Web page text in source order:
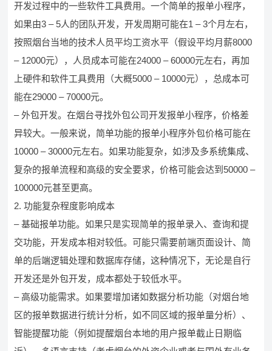
开发过程中的一些软件工具费用。一个简单的报单小程序，
如果由3 – 5人的团队开发，开发周期可能在1 – 3个月左右，
按照烟台当地的技术人员平均工资水平（假设平均月薪8000
– 12000元），人员成本可能在24000 – 60000元左右，再加
上硬件和软件工具费用（大概5000 – 10000元），总成本可
能在29000 – 70000元。
– 外包开发。在烟台寻找外包公司开发报单小程序，价格差
异较大。一般来说，简单功能的报单小程序外包价格可能在
10000 – 30000元左右。如果功能复杂，如涉及多系统集成、
复杂的报单流程和高级的安全要求，价格可能会达到50000 –
100000元甚至更高。
2. 功能复杂程度影响成本
– 基础报单功能。如果只是实现简单的报单录入、查询和提
交功能，开发成本相对较低。可能只需要前端页面设计、简
单的后端逻辑处理和数据库存储，这种情况下，无论是自行
开发还是外包开发，成本都处于较低水平。
– 高级功能需求。如果要增加诸如数据分析功能（对烟台地
区的报单数据进行统计分析，如不同区域的报单量分析）、
智能提醒功能（例如提醒烟台本地的用户报单截止日期临